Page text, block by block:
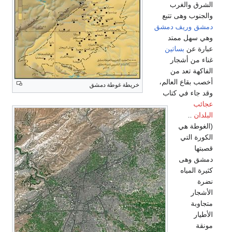
خريطة غوطة دمشق
الشرق والغرب
والجنوب وهى تتبع
دمشق وريف دمشق
وهي سهل ممتد
عبارة عن بساتين
غناء من أشجار
الفاكهة تعد من
أخصب بقاع العالم،
وقد جاء في كتاب
عجائب
البلدان
(الغوطة هي
الكورة التي
قصبتها
دمشق وهى
كثيرة المياه
نضرة
الأشجار
متجاوبة
الأطيار
مونقة